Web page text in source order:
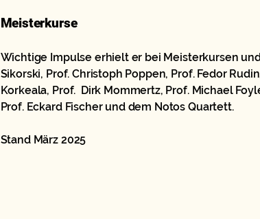
Meisterkurse
Wichtige Impulse erhielt er bei Meisterkursen
Sikorski, Prof. Christoph Poppen, Prof. Fedor
Korkeala, Prof. Dirk Mommertz, Prof. Michael
Prof. Eckard Fischer und dem Notos Quartett.
Stand März 2025